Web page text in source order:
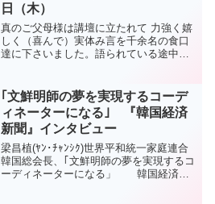
日（木）
真のご父母様は講壇に立たれて 力強く嬉
しく（喜んで）実体み言を千余名の食口
達に下さいました。語られている途中で
た。
｢文鮮明師の夢を実現するコーデ
ィネーターになる｣ 『韓国経済
新聞』インタビュー
梁昌植(ﾔﾝ･ﾁｬﾝｼｸ)世界平和統一家庭連合
韓国総会長、｢文鮮明師の夢を実現するコ
ーディネーターになる」 韓国経済ド